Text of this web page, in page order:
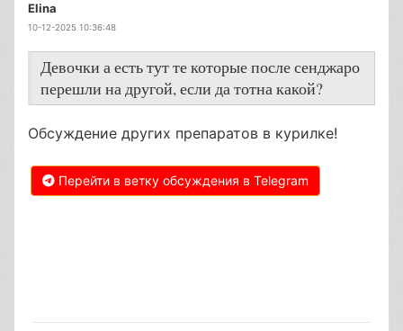
Elina
10-12-2025 10:36:48
Девочки а есть тут те которые после сенджаро
перешли на другой, если да тотна какой?
Обсуждение других препаратов в курилке!
Перейти в ветку обсуждения в Telegram